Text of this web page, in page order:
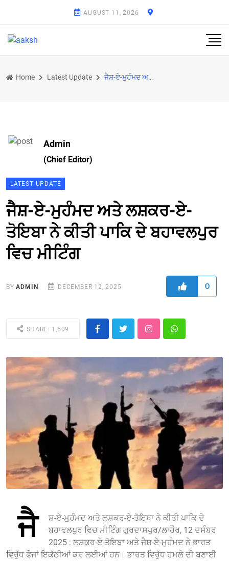
AUGUST 11, 2026
Home Latest Update ਜੈਸ਼-ਏ-ਮੁਹੰਮਦ ਅਤੇ ਲਸ਼ਕਰ-ਏ-ਤੋਇਬਾ ਨੇ ਕੀਤੀ ਪਾਕਿ ਦੇ ਬਹਾਵਲਪੁਰ ਵਿਚ ਮੀਟਿੰਗ
Admin
(Chief Editor)
LATEST UPDATE
ਜੈਸ਼-ਏ-ਮੁਹੰਮਦ ਅਤੇ ਲਸ਼ਕਰ-ਏ-
ਤੋਇਬਾ ਨੇ ਕੀਤੀ ਪਾਕਿ ਦੇ ਬਹਾਵਲਪੁਰ
ਵਿਚ ਮੀਟਿੰਗ
BYADMIN DECEMBER 12, 2025 0
SHARE: 1,509
ਜੈ
ਸ਼-ਏ-ਮੁਹੰਮਦ ਅਤੇ ਲਸ਼ਕਰ-ਏ-ਤੋਇਬਾ ਨੇ ਕੀਤੀ ਪਾਕਿ ਦੇ
ਬਹਾਵਲਪੁਰ ਵਿਚ ਮੀਟਿੰਗ ਗੁਰਦਾਸਪੁਰ/ਲਾਹੌਰ, 12 ਦਸੰਬਰ
2025 : ਲਸ਼ਕਰ-ਏ-ਤੋਇਬਾ ਅਤੇ ਜੈਸ਼-ਏ-ਮੁਹੰਮਦ ਨੇ ਭਾਰਤ
ਵਿਰੁੱਧ ਫੌਜਾਂ ਇਕੱਠੀਆਂ ਕਰ ਲਈਆਂ ਹਨ। ਭਾਰਤ ਵਿਰੁੱਧ ਹਮਲੇ ਦੀ ਬਣਾਈ